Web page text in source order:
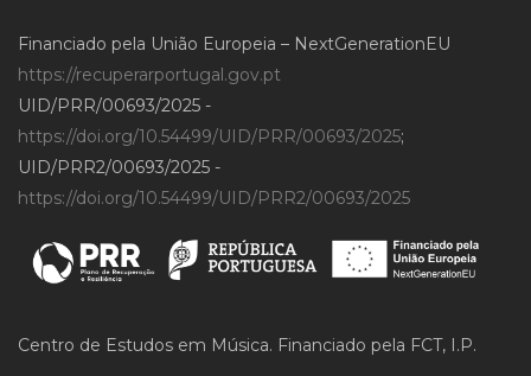
Financiado pela União Europeia – NextGenerationEU
https://recuperarportugal.gov.pt
UID/PRR/00693/2025 -
https://doi.org/10.54499/UID/PRR/00693/2025;
UID/PRR2/00693/2025 -
https://doi.org/10.54499/UID/PRR2/00693/2025
Centro de Estudos em Música. Financiado pela FCT, I.P.